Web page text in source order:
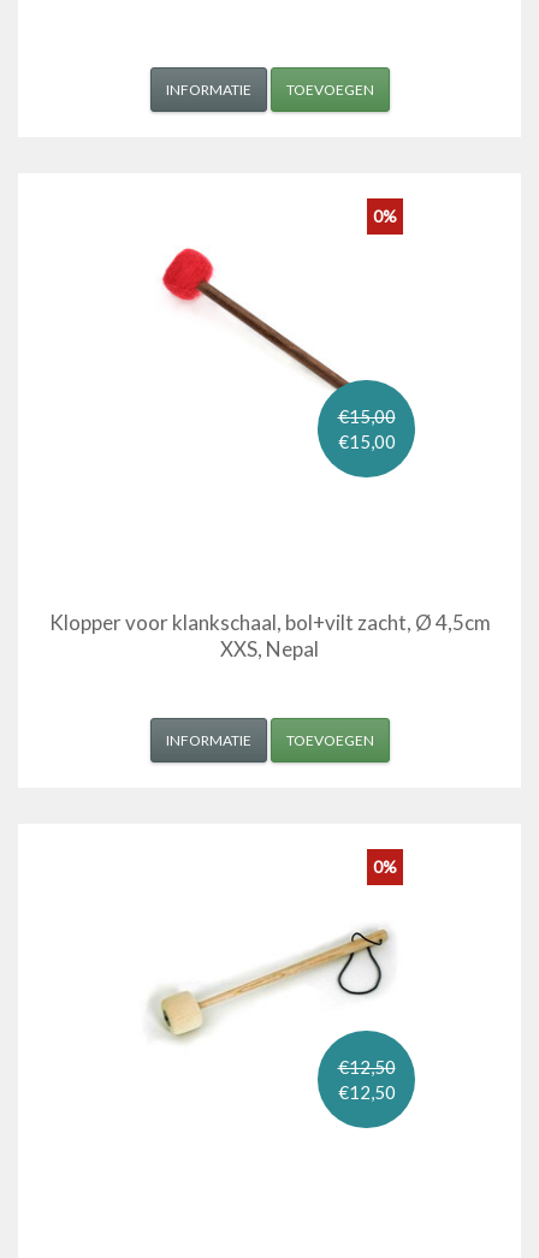
INFORMATIE TOEVOEGEN
€15,00
€15,00
0%
Klopper voor klankschaal, bol+vilt zacht, Ø 4,5cm
XXS, Nepal
INFORMATIE TOEVOEGEN
€12,50
€12,50
0%